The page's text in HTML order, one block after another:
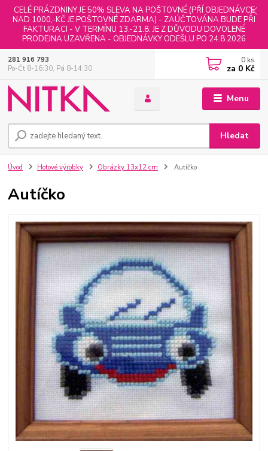
CELÉ PRÁZDNINY JE 50% SLEVA NA POŠTOVNÉ (PŘÍ OBJEDNÁVCE
NAD 1000,-KČ JE POŠTOVNÉ ZDARMA) - ZAÚČTOVÁNA BUDE PŘI
FAKTURACI - V TERMÍNU 13.-21.8. JE Z DŮVODU DOVOLENÉ
PRODEJNA UZAVŘENA - OBJEDNÁVKY ODEŠLU PO 24.8.2026
Menu
Hledat
281 916 793
Po-Čt 8-16:30, Pá 8-14:30
0 ks
za 0 Kč
Úvod Hotové výrobky Obrázky 13x12 cm Autíčko
Autíčko